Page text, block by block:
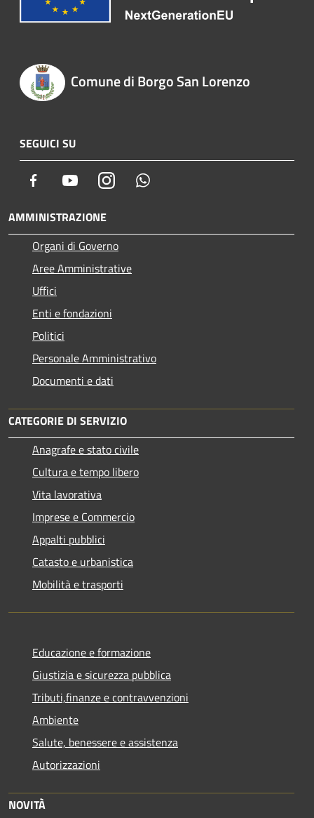
Comune di Borgo San Lorenzo
SEGUICI SU
Facebook YoutubeInstagram
AMMINISTRAZIONE
Organi di Governo
Aree Amministrative
Uffici
Enti e fondazioni
Politici
Personale Amministrativo
Documenti e dati
CATEGORIE DI SERVIZIO
Anagrafe e stato civile
Cultura e tempo libero
Vita lavorativa
Imprese e Commercio
Appalti pubblici
Catasto e urbanistica
Mobilità e trasporti
Educazione e formazione
Giustizia e sicurezza pubblica
Tributi,finanze e contravvenzioni
Ambiente
Salute, benessere e assistenza
Autorizzazioni
NOVITÀ